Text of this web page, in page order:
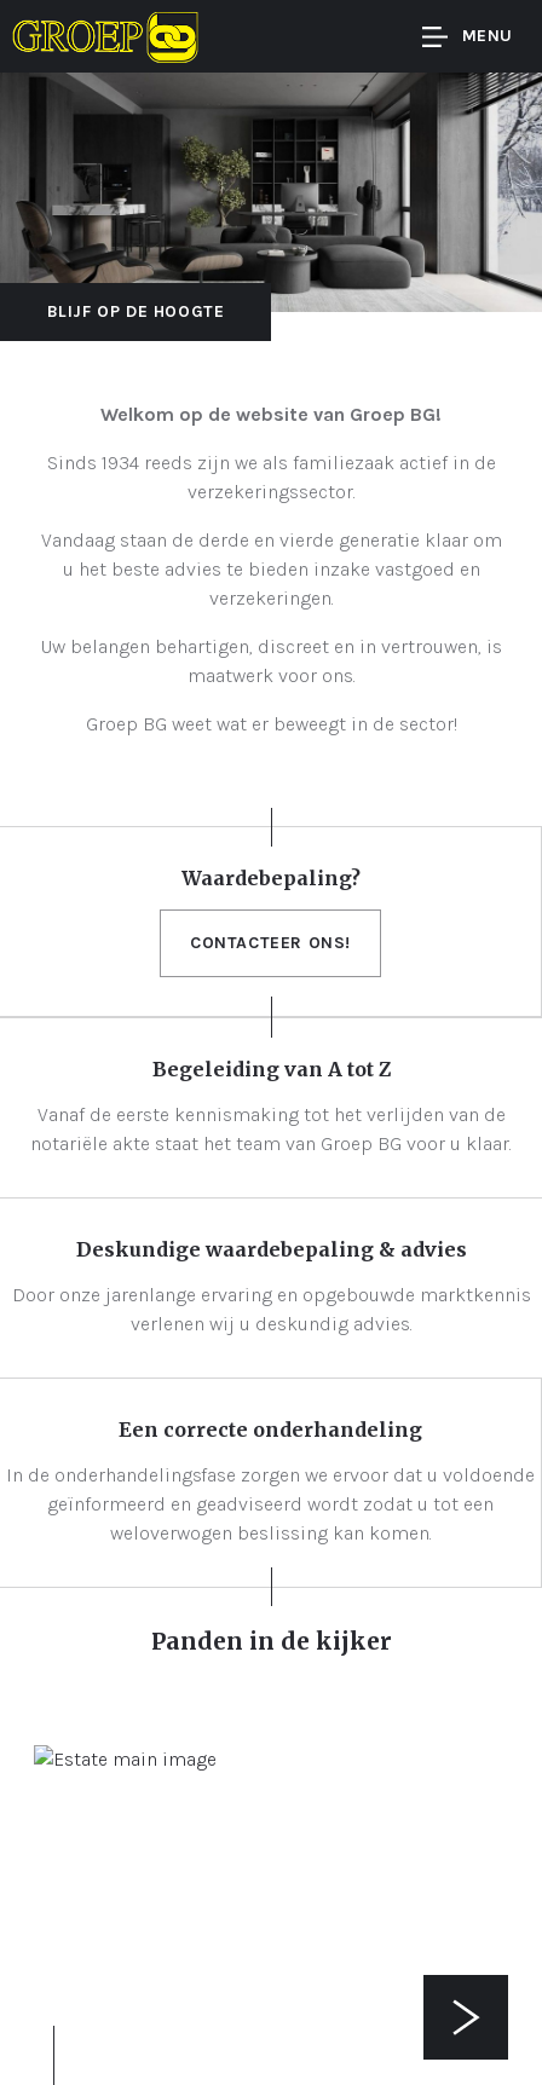
MENU
BLIJF OP DE HOOGTE
Welkom op de website van Groep BG!
Sinds 1934 reeds zijn we als familiezaak actief in de
verzekeringssector.
Vandaag staan de derde en vierde generatie klaar om
u het beste advies te bieden inzake vastgoed en
verzekeringen.
Uw belangen behartigen, discreet en in vertrouwen, is
maatwerk voor ons.
Groep BG weet wat er beweegt in de sector!
Waardebepaling?
CONTACTEER ONS!
Begeleiding van A tot Z
Vanaf de eerste kennismaking tot het verlijden van de
notariële akte staat het team van Groep BG voor u klaar.
Deskundige waardebepaling & advies
Door onze jarenlange ervaring en opgebouwde marktkennis
verlenen wij u deskundig advies.
Een correcte onderhandeling
In de onderhandelingsfase zorgen we ervoor dat u voldoende
geïnformeerd en geadviseerd wordt zodat u tot een
weloverwogen beslissing kan komen.
Panden in de kijker